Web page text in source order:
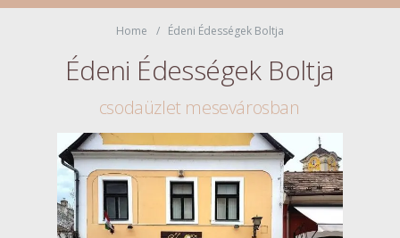
Home Édeni Édességek Boltja
Édeni Édességek Boltja
csodaüzlet mesevárosban